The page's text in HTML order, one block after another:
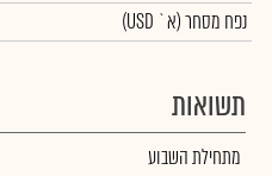
נפח מסחר(א` USD)
תשואות
מתחילת השבוע